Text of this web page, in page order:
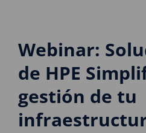
Webinar:
de HPE
gestión de tu